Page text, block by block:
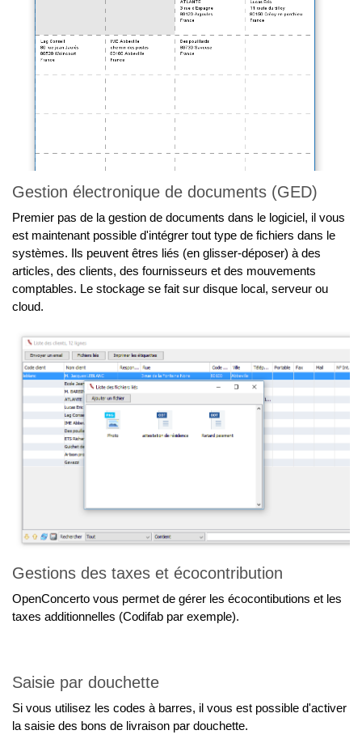
Gestion électronique de documents (GED)
Premier pas de la gestion de documents dans le logiciel, il vous
est maintenant possible d'intégrer tout type de fichiers dans le
systèmes. Ils peuvent êtres liés (en glisser-déposer) à des
articles, des clients, des fournisseurs et des mouvements
comptables. Le stockage se fait sur disque local, serveur ou
cloud.
Gestions des taxes et écocontribution
OpenConcerto vous permet de gérer les écocontibutions et les
taxes additionnelles (Codifab par exemple).
Saisie par douchette
Si vous utilisez les codes à barres, il vous est possible d'activer
la saisie des bons de livraison par douchette.